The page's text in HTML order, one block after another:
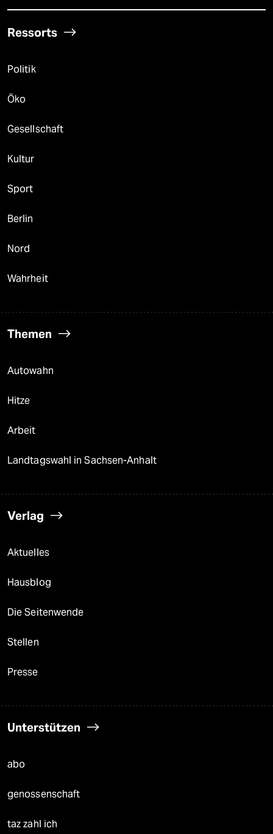
Ressorts
Politik
Öko
Gesellschaft
Kultur
Sport
Berlin
Nord
Wahrheit
Themen
Autowahn
Hitze
Arbeit
Landtagswahl in Sachsen-Anhalt
Verlag
Aktuelles
Hausblog
Die Seitenwende
Stellen
Presse
Unterstützen
abo
genossenschaft
taz zahl ich